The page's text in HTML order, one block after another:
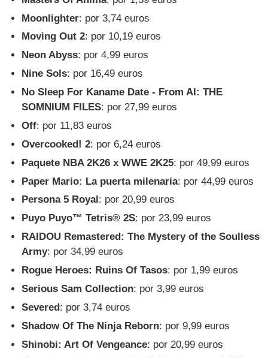
Moonlighter: por 3,74 euros
Moving Out 2: por 10,19 euros
Neon Abyss: por 4,99 euros
Nine Sols: por 16,49 euros
No Sleep For Kaname Date - From AI: THE
SOMNIUM FILES: por 27,99 euros
Off: por 11,83 euros
Overcooked! 2: por 6,24 euros
Paquete NBA 2K26 x WWE 2K25: por 49,99 euros
Paper Mario: La puerta milenaria: por 44,99 euros
Persona 5 Royal : por 20,99 euros
Puyo Puyo™ Tetris® 2S: por 23,99 euros
RAIDOU Remastered: The Mystery of the Soulless
Army: por 34,99 euros
Rogue Heroes: Ruins Of Tasos: por 1,99 euros
Serious Sam Collection: por 3,99 euros
Severed: por 3,74 euros
Shadow Of The Ninja Reborn: por 9,99 euros
Shinobi: Art Of Vengeance: por 20,99 euros